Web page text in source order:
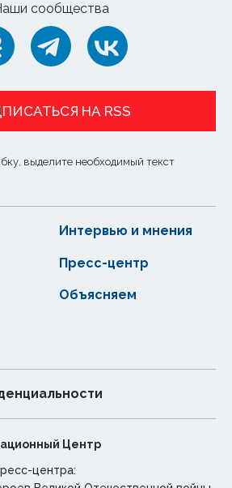
сообщества
НА RSS
выделите необходимый текст
Интервью и мнения
Пресс-центр
Объясняем
Центр
центра: